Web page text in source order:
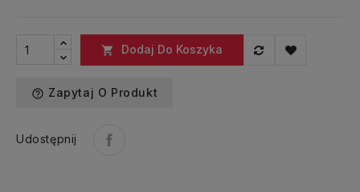
 Dodaj Do Koszyka
help_outline Zapytaj O Produkt
Udostępnij